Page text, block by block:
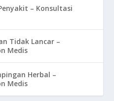
– Konsultasi
Tidak Lancar –
Medis
Herbal –
Medis